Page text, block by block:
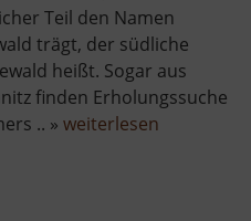
Teil den Namen
trägt, der südliche
heißt. Sogar aus
finden Erholungssuche
.. » weiterlesenüber